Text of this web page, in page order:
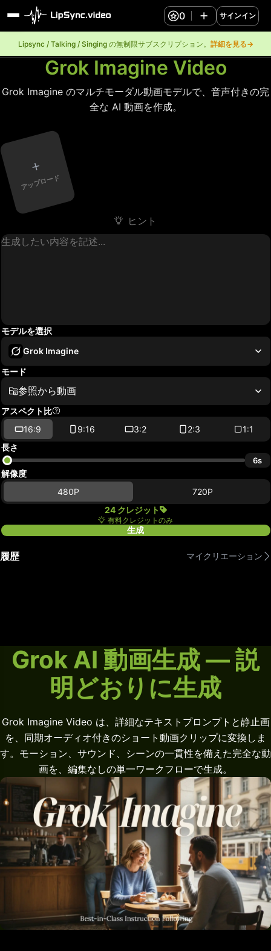
Lipsync / Talking / Singing の無制限サブスクリプション。 詳細を見る→
0 サインイン
Grok Imagine Video
Grok Imagine のマルチモーダル動画モデルで、音声付きの完
全な AI 動画を作成。
+
アップロード
ヒント
モデルを選択
Grok Imagine
モード
参照から動画
アスペクト比
16:9
9:16 3:2 2:3
1:1
長さ
6s
解像度
480P
720P
24 クレジット
有料クレジットのみ
生成
履歴 マイクリエーション
Grok AI 動画生成 — 説
明どおりに生成
Grok Imagine Video は、詳細なテキストプロンプトと静止画
を、同期オーディオ付きのショート動画クリップに変換しま
す。モーション、サウンド、シーンの一貫性を備えた完全な動
画を、編集なしの単一ワークフローで生成。